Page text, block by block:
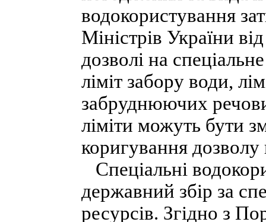
водокористування
Міністрів України
дозволі на
ліміт забору води,
забруднюючих
ліміти можуть бути
коригування дозволу
Спеціальні
державний збір за
ресурсів. Згідно з